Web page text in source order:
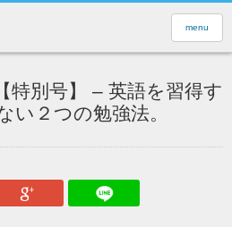
menu
特別号】 – 英語を習得す
い２つの勉強法。
はてなブックマークGoogle Plus